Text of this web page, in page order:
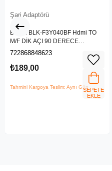
Şarj Adaptörü
Belkin BLK-F3Y040BF Hdmi TO
M/F DİK AÇI 90 DERECE
ADAPTÖR
722868848623
₺189,00
Tahmini Kargoya Teslim: Aynı GünSEPETE
EKLE